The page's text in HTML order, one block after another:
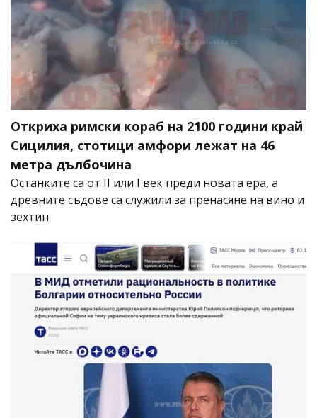
Откриха римски кораб на 2100 години край
Сицилия, стотици амфори лежат на 46
метра дълбочина
Останките са от II или I век преди новата ера, а
древните съдове са служили за пренасяне на вино и
зехтин